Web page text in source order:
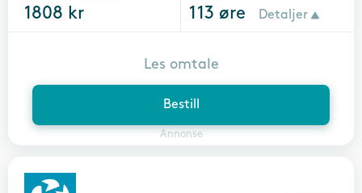
1808 kr 113 øre Detaljer
Bestill
Annonse
Les omtale